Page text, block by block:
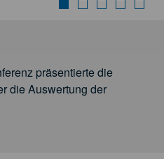
präsentierte die
die Auswertung der